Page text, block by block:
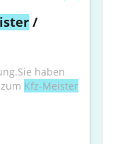
/
haben
Kfz-Meister